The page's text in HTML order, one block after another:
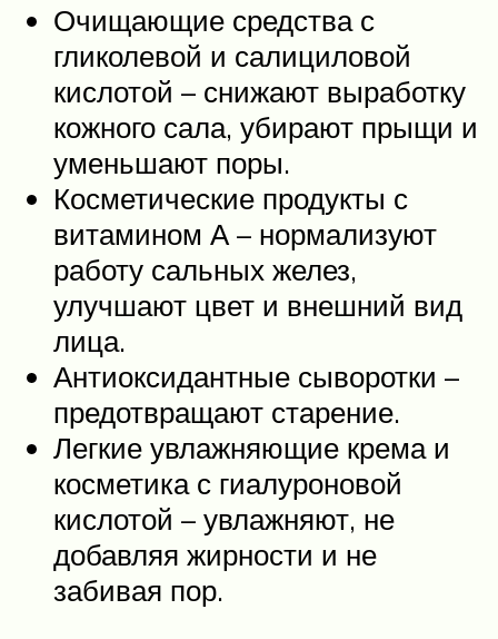
Очищающие средства с
гликолевой и салициловой
кислотой – снижают выработку
кожного сала, убирают прыщи и
уменьшают поры.
Косметические продукты с
витамином А – нормализуют
работу сальных желез,
улучшают цвет и внешний вид
лица.
Антиоксидантные сыворотки –
предотвращают старение.
Легкие увлажняющие крема и
косметика с гиалуроновой
кислотой – увлажняют, не
добавляя жирности и не
забивая пор.